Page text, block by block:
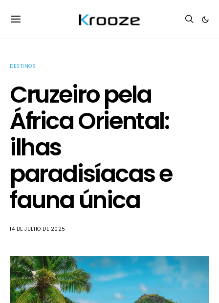
DESTINOS
Cruzeiro pela
África Oriental:
ilhas
paradisíacas e
fauna única
14 DE JULHO DE 2025